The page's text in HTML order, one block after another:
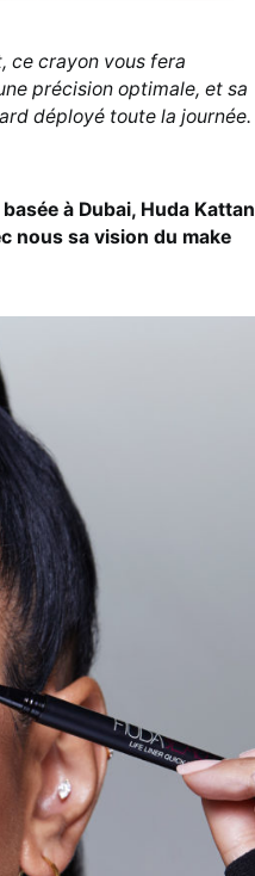
ce crayon vous fera
précision optimale, et sa
déployé toute la journée.
à Dubai, Huda Kattan
nous sa vision du make